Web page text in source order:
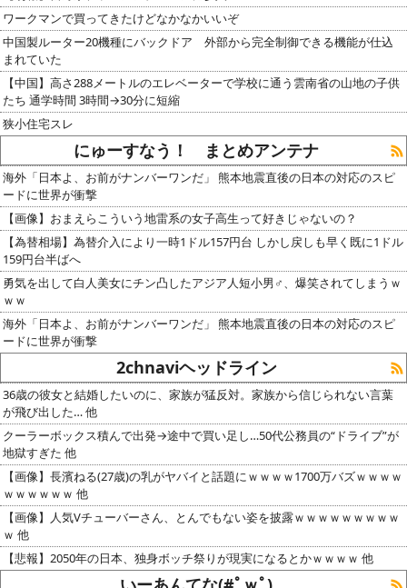
ワークマンで買ってきたけどなかなかいいぞ
中国製ルーター20機種にバックドア 外部から完全制御できる機能が仕込
まれていた
【中国】高さ288メートルのエレベーターで学校に通う雲南省の山地の子供
たち 通学時間 3時間→30分に短縮
狭小住宅スレ
にゅーすなう！ まとめアンテナ
海外「日本よ、お前がナンバーワンだ」 熊本地震直後の日本の対応のスピ
ードに世界が衝撃
【画像】おまえらこういう地雷系の女子高生って好きじゃないの？
【為替相場】為替介入により一時1ドル157円台 しかし戻しも早く既に1ドル
159円台半ばへ
勇気を出して白人美女にチン凸したアジア人短小男♂、爆笑されてしまうｗ
ｗｗ
海外「日本よ、お前がナンバーワンだ」 熊本地震直後の日本の対応のスピ
ードに世界が衝撃
2chnaviヘッドライン
36歳の彼女と結婚したいのに、家族が猛反対。家族から信じられない言葉
が飛び出した… 他
クーラーボックス積んで出発→途中で買い足し…50代公務員の“ドライブ”が
地獄すぎた 他
【画像】長濱ねる(27歳)の乳がヤバイと話題にｗｗｗｗ1700万バズｗｗｗｗ
ｗｗｗｗｗｗ 他
【画像】人気Vチューバーさん、とんでもない姿を披露ｗｗｗｗｗｗｗｗｗ
ｗ 他
【悲報】2050年の日本、独身ボッチ祭りが現実になるとかｗｗｗｗ 他